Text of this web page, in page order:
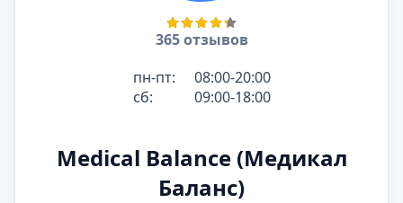
365 отзывов
пн-пт:
08:00-20:00
сб:
09:00-18:00
Medical Balance (Медикал
Баланс)